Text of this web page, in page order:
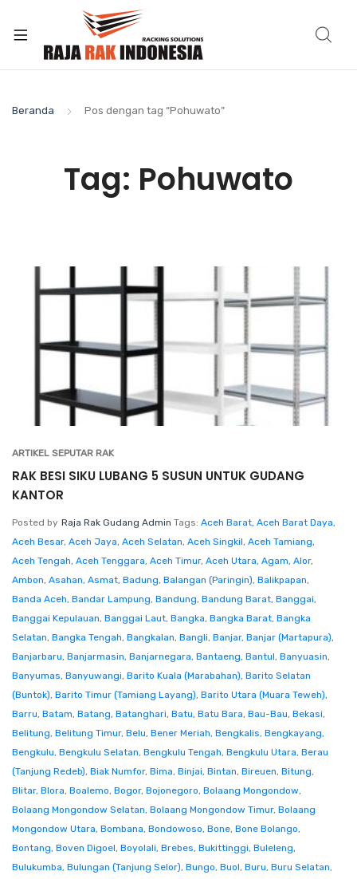
Beranda Pos dengan tag “Pohuwato”
Tag: Pohuwato
ARTIKEL SEPUTAR RAK
RAK BESI SIKU LUBANG 5 SUSUN UNTUK GUDANG
KANTOR
Posted by Raja Rak Gudang Admin Tags: Aceh Barat, Aceh Barat Daya,
Aceh Besar, Aceh Jaya, Aceh Selatan, Aceh Singkil, Aceh Tamiang,
Aceh Tengah, Aceh Tenggara, Aceh Timur, Aceh Utara, Agam, Alor,
Ambon, Asahan, Asmat, Badung, Balangan (Paringin), Balikpapan,
Banda Aceh, Bandar Lampung, Bandung, Bandung Barat, Banggai,
Banggai Kepulauan, Banggai Laut, Bangka, Bangka Barat, Bangka
Selatan, Bangka Tengah, Bangkalan, Bangli, Banjar, Banjar (Martapura),
Banjarbaru, Banjarmasin, Banjarnegara, Bantaeng, Bantul, Banyuasin,
Banyumas, Banyuwangi, Barito Kuala (Marabahan), Barito Selatan
(Buntok), Barito Timur (Tamiang Layang), Barito Utara (Muara Teweh),
Barru, Batam, Batang, Batanghari, Batu, Batu Bara, Bau-Bau, Bekasi,
Belitung, Belitung Timur, Belu, Bener Meriah, Bengkalis, Bengkayang,
Bengkulu, Bengkulu Selatan, Bengkulu Tengah, Bengkulu Utara, Berau
(Tanjung Redeb), Biak Numfor, Bima, Binjai, Bintan, Bireuen, Bitung,
Blitar, Blora, Boalemo, Bogor, Bojonegoro, Bolaang Mongondow,
Bolaang Mongondow Selatan, Bolaang Mongondow Timur, Bolaang
Mongondow Utara, Bombana, Bondowoso, Bone, Bone Bolango,
Bontang, Boven Digoel, Boyolali, Brebes, Bukittinggi, Buleleng,
Bulukumba, Bulungan (Tanjung Selor), Bungo, Buol, Buru, Buru Selatan,